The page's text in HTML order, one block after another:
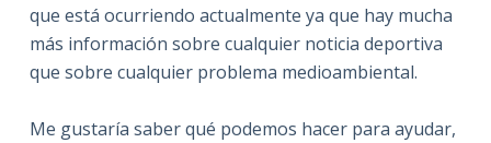
que está ocurriendo actualmente ya que hay mucha
más información sobre cualquier noticia deportiva
que sobre cualquier problema medioambiental.
Me gustaría saber qué podemos hacer para ayudar,